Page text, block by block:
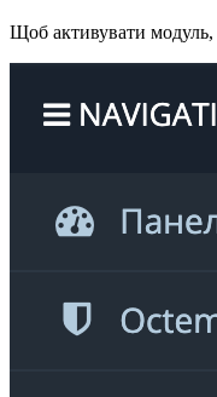
Щоб активувати модуль,